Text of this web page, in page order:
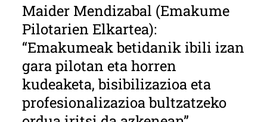
Maider Mendizabal (Emakume
Pilotarien Elkartea):
“Emakumeak betidanik ibili izan
gara pilotan eta horren
kudeaketa, bisibilizazioa eta
profesionalizazioa bultzatzeko